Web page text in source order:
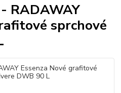
RADAWAY
sprchové